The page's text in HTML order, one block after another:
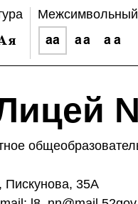
Пискунова, 35А